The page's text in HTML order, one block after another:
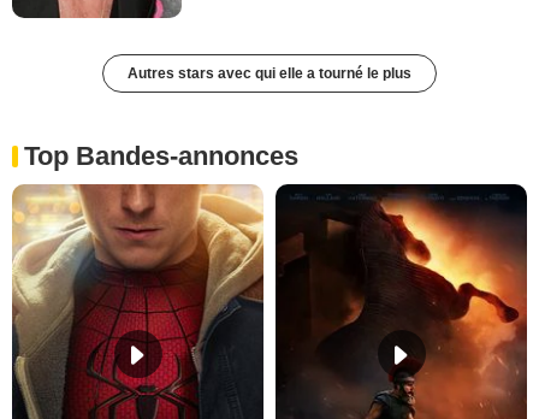
Autres stars avec qui elle a tourné le plus
Top Bandes-annonces